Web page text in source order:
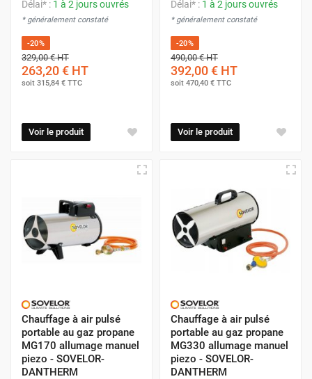
Délai* : 1 à 2 jours ouvrés
* généralement constaté
-20%
329,00 €HT
263,20 € HT
soit 315,84 € TTC
Voir le produit
Délai* : 1 à 2 jours ouvrés
* généralement constaté
-20%
490,00 €HT
392,00 € HT
soit 470,40 € TTC
Voir le produit
Chauffage à air pulsé
portable au gaz propane
MG170 allumage manuel
piezo - SOVELOR-
DANTHERM
Chauffage à air pulsé
portable au gaz propane
MG330 allumage manuel
piezo - SOVELOR-
DANTHERM